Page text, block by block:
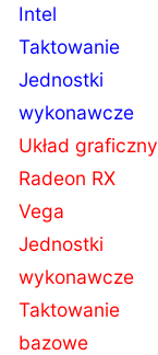
Intel
Taktowanie
Jednostki
wykonawcze
Układ graficzny
Radeon RX
Vega
Jednostki
wykonawcze
Taktowanie
bazowe